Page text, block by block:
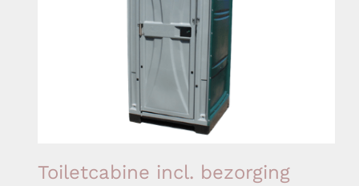
Toiletcabine incl. bezorging